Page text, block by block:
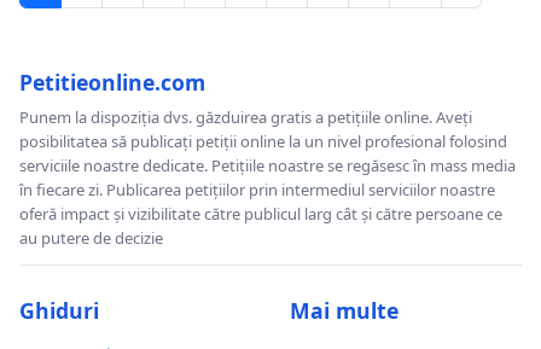
Petitieonline.com
Punem la dispoziția dvs. găzduirea gratis a petițiile online. Aveți
posibilitatea să publicați petiții online la un nivel profesional folosind
serviciile noastre dedicate. Petițiile noastre se regăsesc în mass media
în fiecare zi. Publicarea petițiilor prin intermediul serviciilor noastre
oferă impact și vizibilitate către publicul larg cât și către persoane ce
au putere de decizie
Ghiduri Mai multe